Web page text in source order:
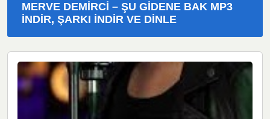
MERVE DEMIRCI – ŞU GİDENE BAK MP3
İNDIR, ŞARKI İNDIR VE DINLE